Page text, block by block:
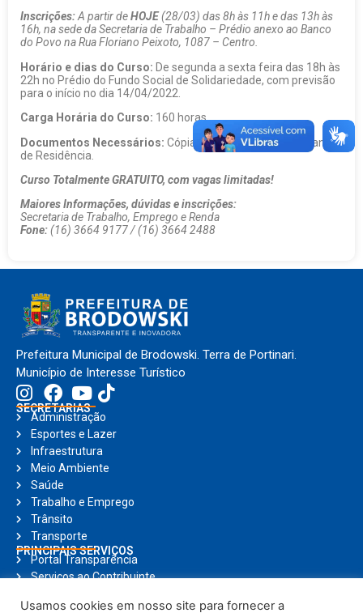
Inscrições:A partir deHOJE(28/03) das 8h às 11h e das 13h às
16h, na sede da Secretaria de Trabalho – Prédio anexo ao Banco
do Povo na Rua Floriano Peixoto, 1087 – Centro.
Horário e dias do Curso: De segunda a sexta feira das 18h às
22h no Prédio do Fundo Social de Solidariedade, com previsão
para o início no dia 14/04/2022.
Carga Horária do Curso: 160 horas.
Documentos Necessários: Cópia do RG, CPF e Comprovante
de Residência.
Curso Totalmente GRATUITO, com vagas limitadas!
Maiores Informações, dúvidas e inscrições:
Secretaria de Trabalho, Emprego e Renda
Fone:(16) 3664 9177 / (16) 3664 2488
Prefeitura Municipal de Brodowski. Terra de Portinari.
Município de Interesse Turístico
SECRETARIAS
Administração
Esportes e Lazer
Infraestrutura
Meio Ambiente
Saúde
Trabalho e Emprego
Trânsito
Transporte
PRINCIPAIS SERVIÇOS
Portal Transparência
Serviços ao Contribuinte
Usamos cookies em nosso site para fornecer a